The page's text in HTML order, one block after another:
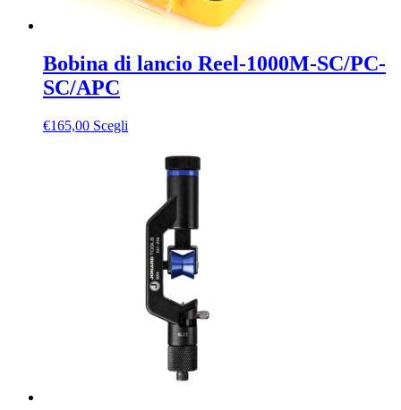
Bobina di lancio Reel-1000M-SC/PC-
SC/APC
€165,00 Scegli
opzioni
possono
essere
scelte
nella
pagina